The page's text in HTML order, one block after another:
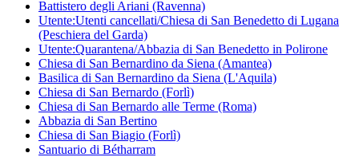
Battistero degli Ariani (Ravenna)
Utente:Utenti cancellati/Chiesa di San Benedetto di Lugana
(Peschiera del Garda)
Utente:Quarantena/Abbazia di San Benedetto in Polirone
Chiesa di San Bernardino da Siena (Amantea)
Basilica di San Bernardino da Siena (L'Aquila)
Chiesa di San Bernardo (Forlì)
Chiesa di San Bernardo alle Terme (Roma)
Abbazia di San Bertino
Chiesa di San Biagio (Forlì)
Santuario di Bétharram